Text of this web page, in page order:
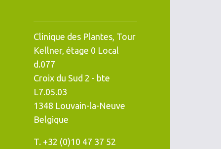
Clinique des Plantes, Tour
Kellner, étage 0 Local
d.077
Croix du Sud 2 - bte
L7.05.03
1348 Louvain-la-Neuve
Belgique
T. Téléphone
+32 (0)10 47 37 52